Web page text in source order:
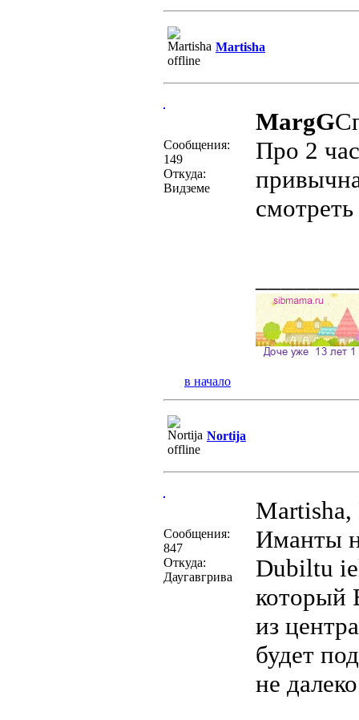
Martisha
Сообщения:
149
Откуда:
Видземе
MargG
Про 2
в начало
Nortija
Сообщения:
847
Откуда:
Даугавгрива
Martisha,
Иманты
Dubiltu
который
из
будет
не